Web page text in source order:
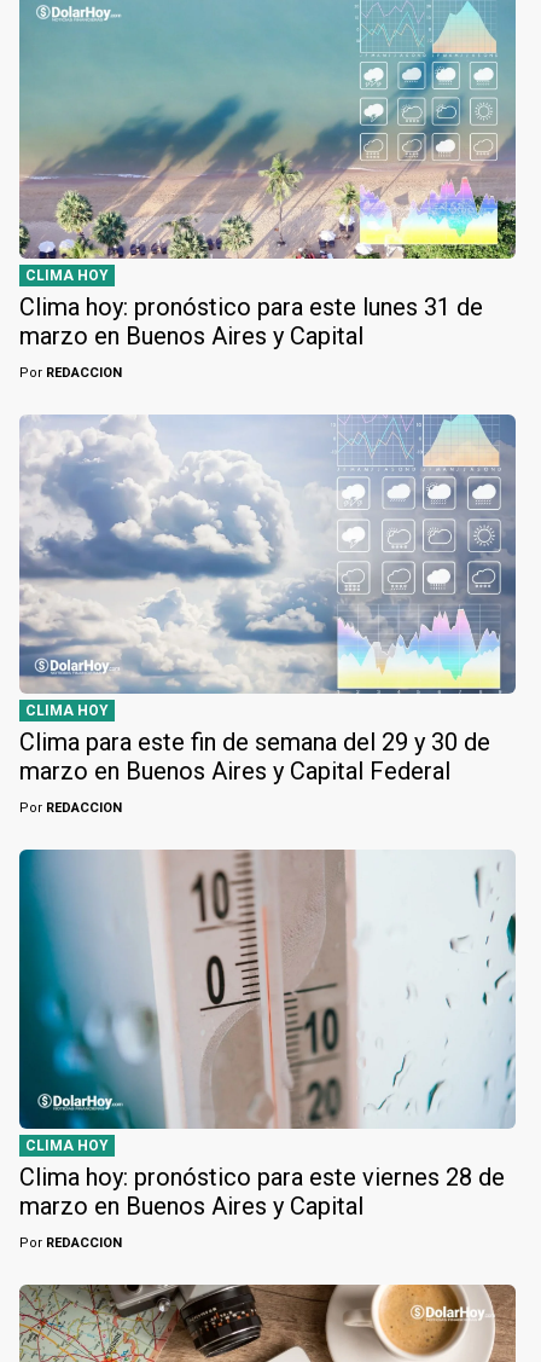
CLIMA HOY
Clima hoy: pronóstico para este lunes 31 de
marzo en Buenos Aires y Capital
Por REDACCION
CLIMA HOY
Clima para este fin de semana del 29 y 30 de
marzo en Buenos Aires y Capital Federal
Por REDACCION
CLIMA HOY
Clima hoy: pronóstico para este viernes 28 de
marzo en Buenos Aires y Capital
Por REDACCION